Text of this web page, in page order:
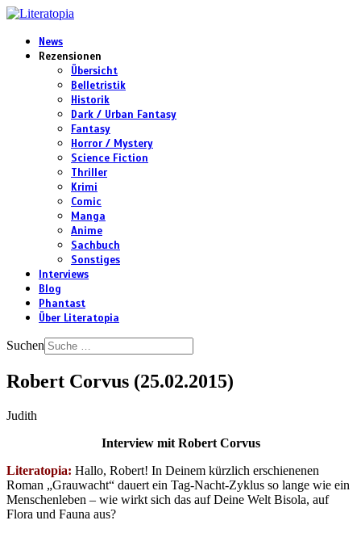
News
Rezensionen
Übersicht
Belletristik
Historik
Dark / Urban Fantasy
Fantasy
Horror / Mystery
Science Fiction
Thriller
Krimi
Comic
Manga
Anime
Sachbuch
Sonstiges
Interviews
Blog
Phantast
Über Literatopia
Suchen
Robert Corvus (25.02.2015)
Judith
Interview mit Robert Corvus
Literatopia: Hallo, Robert! In Deinem kürzlich erschienenen
Roman „Grauwacht“ dauert ein Tag-Nacht-Zyklus so lange wie ein
Menschenleben – wie wirkt sich das auf Deine Welt Bisola, auf
Flora und Fauna aus?